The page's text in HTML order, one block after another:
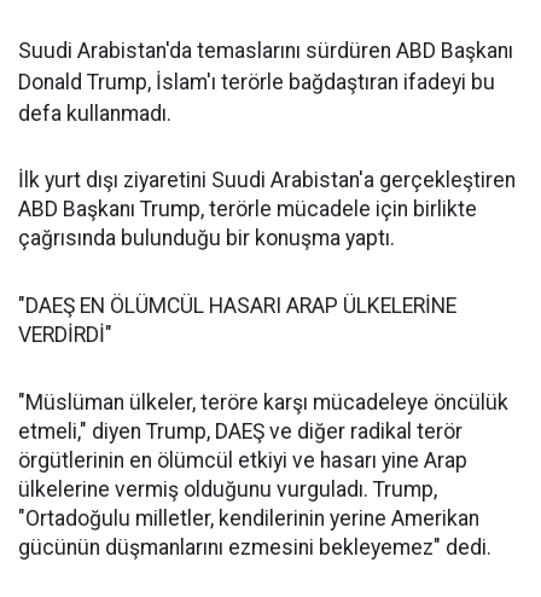
Suudi Arabistan'da temaslarını sürdüren ABD Başkanı
Donald Trump, İslam'ı terörle bağdaştıran ifadeyi bu
defa kullanmadı.
İlk yurt dışı ziyaretini Suudi Arabistan'a gerçekleştiren
ABD Başkanı Trump, terörle mücadele için birlikte
çağrısında bulunduğu bir konuşma yaptı.
"DAEŞ EN ÖLÜMCÜL HASARI ARAP ÜLKELERİNE
VERDİRDİ"
"Müslüman ülkeler, teröre karşı mücadeleye öncülük
etmeli," diyen Trump, DAEŞ ve diğer radikal terör
örgütlerinin en ölümcül etkiyi ve hasarı yine Arap
ülkelerine vermiş olduğunu vurguladı. Trump,
"Ortadoğulu milletler, kendilerinin yerine Amerikan
gücünün düşmanlarını ezmesini bekleyemez" dedi.